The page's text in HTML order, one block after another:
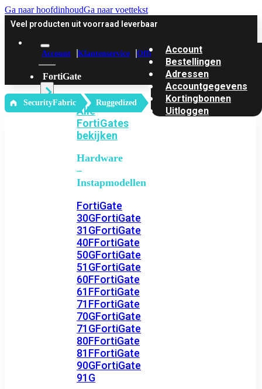
Ga naar hoofdinhoudGa naar voettekst
Veel producten uit voorraad leverbaar
Account Klantenservice Offerte
FortiGate
Alle
FortiGates
bekijken
Hardware
–
Instapmodellen
FortiGate
30GFortiGate
31GFortiGate
40FFortiGate
50GFortiGate
51GFortiGate
60FFortiGate
61FFortiGate
71FFortiGate
70GFortiGate
71GFortiGate
80FFortiGate
81FFortiGate
90GFortiGate
91G
Account
Bestellingen
Adressen
Accountgegevens
Kortingbonnen
Uitloggen
‎ SecurityFabric Ruggedized